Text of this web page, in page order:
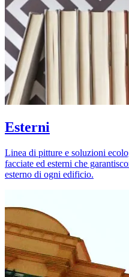
Esterni
Linea di pitture e soluzioni
facciate ed esterni che
esterno di ogni edificio.